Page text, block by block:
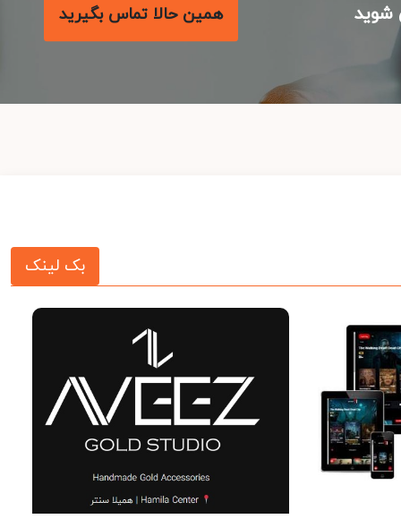
همین حالا تماس بگیرید
بک لینک